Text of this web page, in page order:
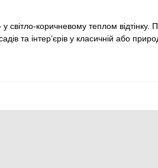
коричневому теплом відтінку.
інтер’єрів у класичній або